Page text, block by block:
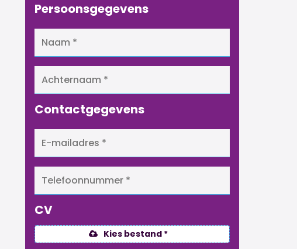
Persoonsgegevens
Contactgegevens
CV
Kies bestand *